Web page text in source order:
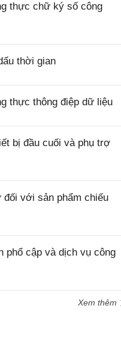
thực chữ ký số công
thời gian
thực thông điệp dữ liệu
bị đầu cuối và phụ trợ
đối với sản phẩm chiếu
phổ cập và dịch vụ công
Xem thêm